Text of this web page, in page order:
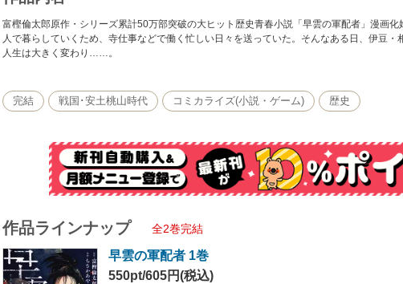
富樫倫太郎原作・シリーズ累計50万部突破の大ヒット歴史青春小説「早雲の軍配者」漫画
人で暮らしていくため、寺仕事などで働く忙しい日々を送っていた。そんなある日、伊豆
人生は大きく変わり……。
完結 戦国･安土桃山時代 コミカライズ(小説・ゲーム) 歴史
作品ラインナップ 全2巻完結
早雲の軍配者 1巻
550pt/605円(税込)